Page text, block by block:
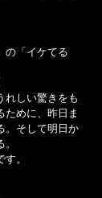
の「イケてる
れしい驚きをも
ために、昨日ま
。そして明日か
。